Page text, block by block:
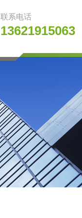
联系电话
13621915063